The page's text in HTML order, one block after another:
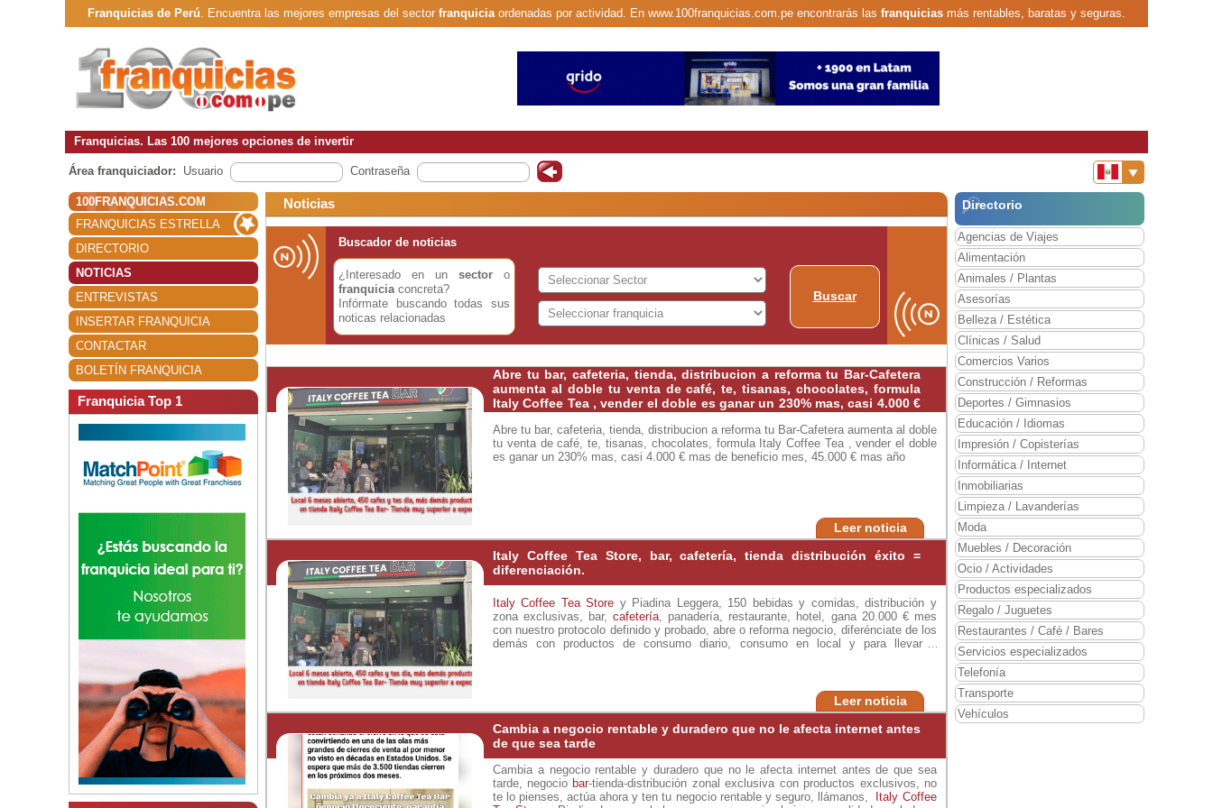
Franquicias de Perú. Encuentra las mejores empresas del sector franquiciaordenadas por actividad. En www.100franquicias.com.pe encontrarás las franquicias más rentables, baratas y seguras.
Franquicias. Las 100 mejores opciones de invertir
Área franquiciador: Usuario Contraseña
100FRANQUICIAS.COM
FRANQUICIAS ESTRELLA
DIRECTORIO
NOTICIAS
ENTREVISTAS
INSERTAR FRANQUICIA
CONTACTAR
BOLETÍN FRANQUICIA
Franquicia Top 1
Noticias
Buscador de noticias
¿Interesado en un sector o
franquicia concreta?
Infórmate buscando todas sus
noticas relacionadas
Buscar
Abre tu bar, cafeteria, tienda, distribucion a reforma tu Bar-Cafetera
aumenta al doble tu venta de café, te, tisanas, chocolates, formula
Italy Coffee Tea , vender el doble es ganar un 230% mas, casi 4.000 €
Abre tu bar, cafeteria, tienda, distribucion a reforma tu Bar-Cafetera aumenta al doble
tu venta de café, te, tisanas, chocolates, formula Italy Coffee Tea , vender el doble
es ganar un 230% mas, casi 4.000 € mas de beneficio mes, 45.000 € mas año
Leer noticia
Italy Coffee Tea Store, bar, cafetería, tienda distribución éxito =
diferenciación.
Italy Coffee Tea Store y Piadina Leggera, 150 bebidas y comidas, distribución y
zona exclusivas, bar, cafetería, panadería, restaurante, hotel, gana 20.000 € mes
con nuestro protocolo definido y probado, abre o reforma negocio, diferénciate de los
demás con productos de consumo diario, consumo en local y para llevar a
saludables, rápidos con distribución zonal, llámanos, infórmate.
Leer noticia
Cambia a negocio rentable y duradero que no le afecta internet antes
de que sea tarde
Cambia a negocio rentable y duradero que no le afecta internet antes de que sea
tarde, negocio bar-tienda-distribución zonal exclusiva con productos exclusivos, no
te lo pienses, actúa ahora y ten tu negocio rentable y seguro, llámanos,
Italy Coffee
Directorio
Agencias de Viajes
Alimentación
Animales / Plantas
Asesorías
Belleza / Estética
Clínicas / Salud
Comercios Varios
Construcción / Reformas
Deportes / Gimnasios
Educación / Idiomas
Impresión / Copisterías
Informática / Internet
Inmobiliarias
Limpieza / Lavanderías
Moda
Muebles / Decoración
Ocio / Actividades
Productos especializados
Regalo / Juguetes
Restaurantes / Café / Bares
Servicios especializados
Telefonía
Transporte
Vehículos